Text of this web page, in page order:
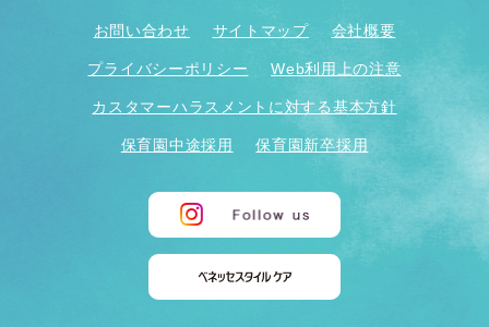
お問い合わせ サイトマップ 会社概要
プライバシーポリシー Web利用上の注意
カスタマーハラスメントに対する基本方針
保育園中途採用 保育園新卒採用